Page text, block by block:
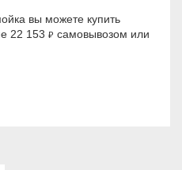
вы можете купить
22 153 ₽ самовывозом или